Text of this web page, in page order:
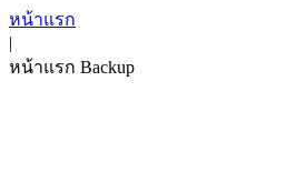
หน้าแรก
|
หน้าแรก Backup